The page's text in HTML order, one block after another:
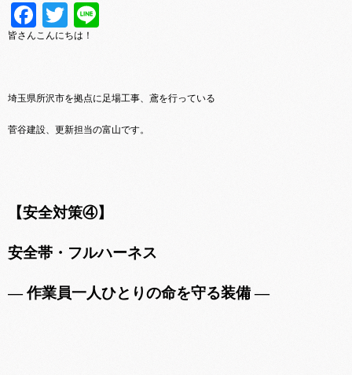
Facebook
Twitter
皆さんこんにちは！
埼玉県所沢市を拠点に足場工事、鳶を行っている
菅谷建設、更新担当の富山です。
【安全対策④】
安全帯・フルハーネス
― 作業員一人ひとりの命を守る装備 ―